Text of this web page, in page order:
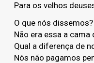
Para os velhos
O que nós dissemos?
Não era essa a cama
Qual a diferença de
Nós não pagamos